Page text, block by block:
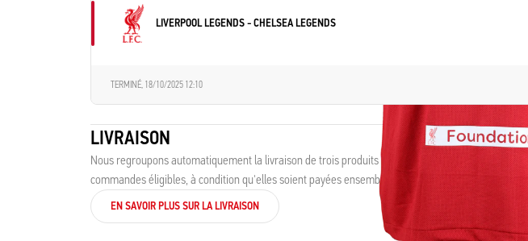
LIVERPOOL LEGENDS - CHELSEA LEGENDS
TERMINÉ, 18/10/2025 12:10
LIVRAISON
Nous regroupons automatiquement la livraison de trois produits maximum, et vous offrons les
commandes éligibles, à condition qu'elles soient payées ensemble.
EN SAVOIR PLUS SUR LA LIVRAISON